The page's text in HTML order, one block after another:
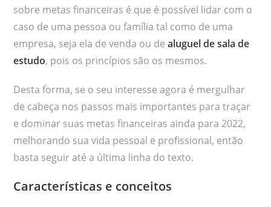
sobre metas financeiras é que é possível lidar com o
caso de uma pessoa ou família tal como de uma
empresa, seja ela de venda ou dealuguel de sala de
estudo, pois os princípios são os mesmos.
Desta forma, se o seu interesse agora é mergulhar
de cabeça nos passos mais importantes para traçar
e dominar suas metas financeiras ainda para 2022,
melhorando sua vida pessoal e profissional, então
basta seguir até a última linha do texto.
Características e conceitos